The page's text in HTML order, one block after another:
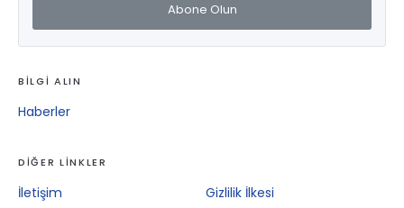
Abone Olun
BİLGİ ALIN
Haberler
DİĞER LİNKLER
İletişim
Gizlilik İlkesi